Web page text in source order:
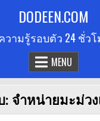
DODEEN.COM
วามรู้รอบตัว 24 ชั่วโ
MENU
: จำหน่ายมะม่ว